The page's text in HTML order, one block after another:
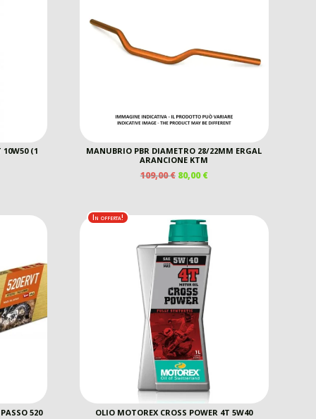
10W50 (1
MANUBRIO PBR DIAMETRO 28/22MM ERGAL
ARANCIONE KTM
109,00€ IL
109,00 €.
80,00€IL
80,00 €.
520
In offerta!
OLIO MOTOREX CROSS POWER 4T 5W40